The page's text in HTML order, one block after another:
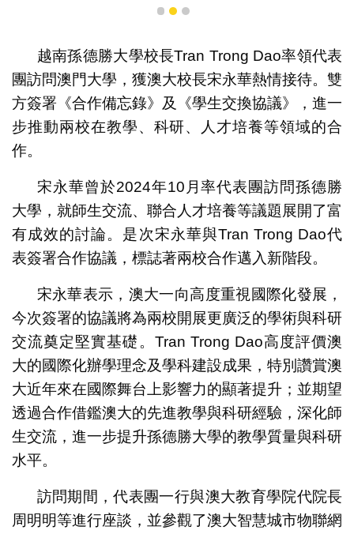
1 2 3
越南孫德勝大學校長Tran Trong Dao率領代表
團訪問澳門大學，獲澳大校長宋永華熱情接待。雙
方簽署《合作備忘錄》及《學生交換協議》，進一
步推動兩校在教學、科研、人才培養等領域的合
作。
宋永華曾於2024年10月率代表團訪問孫德勝
大學，就師生交流、聯合人才培養等議題展開了富
有成效的討論。是次宋永華與Tran Trong Dao代
表簽署合作協議，標誌著兩校合作邁入新階段。
宋永華表示，澳大一向高度重視國際化發展，
今次簽署的協議將為兩校開展更廣泛的學術與科研
交流奠定堅實基礎。Tran Trong Dao高度評價澳
大的國際化辦學理念及學科建設成果，特別讚賞澳
大近年來在國際舞台上影響力的顯著提升；並期望
透過合作借鑑澳大的先進教學與科研經驗，深化師
生交流，進一步提升孫德勝大學的教學質量與科研
水平。
訪問期間，代表團一行與澳大教育學院代院長
周明明等進行座談，並參觀了澳大智慧城市物聯網